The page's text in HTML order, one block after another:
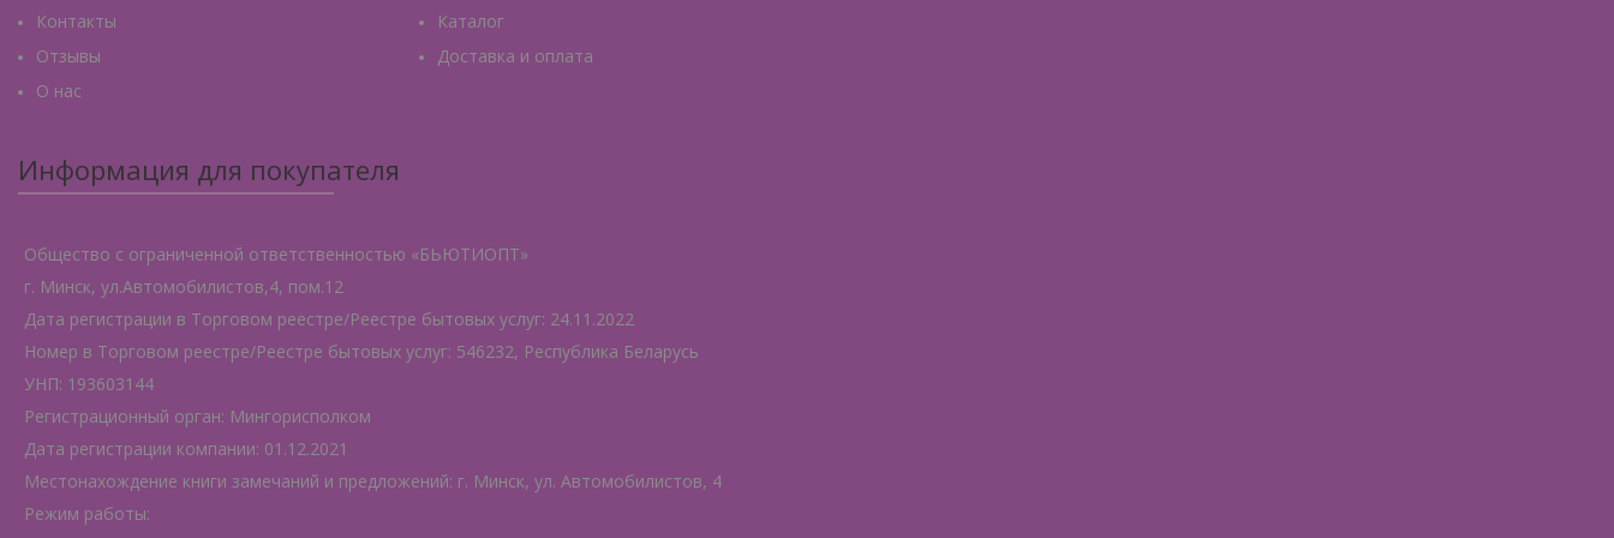
Контакты
Отзывы
О нас
Каталог
Доставка и оплата
Информация для покупателя
Общество с ограниченной ответственностью «БЬЮТИОПТ»
г. Минск, ул.Автомобилистов,4, пом.12
Дата регистрации в Торговом реестре/Реестре бытовых услуг: 24.11.2022
Номер в Торговом реестре/Реестре бытовых услуг: 546232, Республика Беларусь
УНП: 193603144
Регистрационный орган: Мингорисполком
Дата регистрации компании: 01.12.2021
Местонахождение книги замечаний и предложений: г. Минск, ул. Автомобилистов, 4
Режим работы: